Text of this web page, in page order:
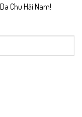
Chu Hải Nam!